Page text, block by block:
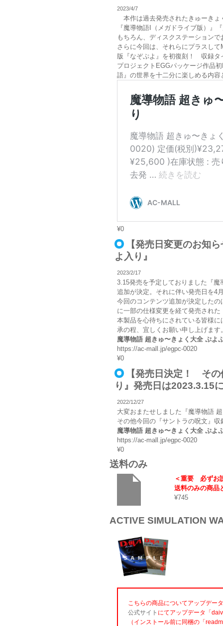
2023/4/7
本作は過去発売されたきゅーきょ
『魔導物語I（メガドライブ版）
もちろん、ディスクステーション
さらに今回は、それらにプラスし
版『なぞぷよ』を初復刻！ 収録タ
プロジェクトEGGパッケージ作品
語』の世界を十二分に楽しめる内容
¥0
【発売日変更のお知
よ入り』
2023/2/17
3.15発売を予定しておりました『
追加が決定。それに伴い発売日を4
今回のコンテンツ追加が決定した
に一部の仕様変更を経て発売され
本製品を心待ちにされている皆様
承の程、宜しくお願い申し上げま
魔導物語 超きゅ〜きょく大全 ぷ
https://ac-mall.jp/egpc-0020
¥0
【発売日決定！ そ
り』発売日は2023.3.15
2022/12/27
大変おまたせしました『魔導物語
その他今回の『サントラの呪文』
魔導物語 超きゅ〜きょく大全 ぷ
https://ac-mall.jp/egpc-0020
¥0
送料のみ
＜重要 必ずお
送料のみの商品
¥745
ACTIVE SIMULATION
こちらの商品についてアップデー
公式サイト にてアップデータ「
（インストール前に同梱の「